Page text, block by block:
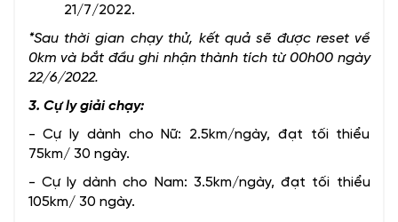
21/7/2022.
*Sau thời gian chạy thử, kết quả sẽ được reset về
0km và bắt đầu ghi nhận thành tích từ 00h00 ngày
22/6/2022.
3. Cự ly giải chạy:
- Cự ly dành cho Nữ: 2.5km/ngày, đạt tối thiểu
75km/ 30 ngày.
- Cự ly dành cho Nam: 3.5km/ngày, đạt tối thiểu
105km/ 30 ngày.